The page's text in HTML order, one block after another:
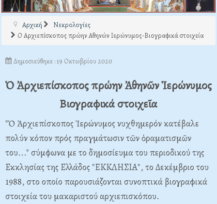
Αρχική
Νεκρολογίες
Ο Αρχιεπίσκοπος πρώην Αθηνών Ιερώνυμος-Βιογραφικά στοιχεία
Δημοσιεύθηκε : 19 Οκτωβρίου 2020
Ὁ Ἀρχιεπίσκοπος πρώην Ἀθηνῶν Ἱερώνυμος
Βιογραφικά στοιχεῖα
"Ὁ Ἀρχιεπίσκοπος Ἱερώνυμος νυχθημερόν κατέβαλε
πολύν κόπον πρός πραγμάτωσιν τῶν ὁραματισμῶν
του..." σύμφωνα με το δημοσίευμα του περιοδικού της
Εκκλησίας της Ελλάδος "ΕΚΚΛΗΣΙΑ", το Δεκέμβριο του
1988, στο οποίο παρουσιάζονται συνοπτικά βιογραφικά
στοιχεία του μακαριστού αρχιεπισκόπου.